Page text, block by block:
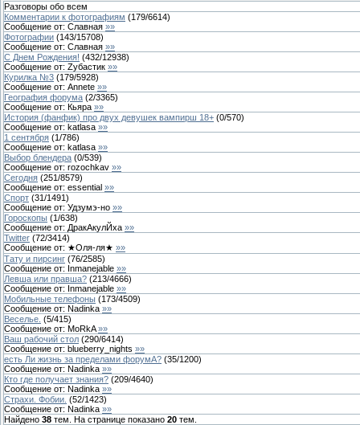
Разговоры обо всем
Комментарии к фотографиям (179/6614)
Сообщение от: Славная »»
Фотографии (143/15708)
Сообщение от: Славная »»
С Днем Рождения! (432/12938)
Сообщение от: Zубастик »»
Курилка №3 (179/5928)
Сообщение от: Annete »»
География форума (2/3365)
Сообщение от: Кьяра »»
История (фанфик) про двух девушек вампирш 18+ (0/570)
Сообщение от: katlasa »»
1 сентября (1/786)
Сообщение от: katlasa »»
Выбор блендера (0/539)
Сообщение от: rozochkav »»
Сегодня (251/8579)
Сообщение от: essential »»
Спорт (31/1491)
Сообщение от: Удзумэ-но »»
Гороскопы (1/638)
Сообщение от: ДракАкулЙха »»
Twitter (72/3414)
Сообщение от: ★Оля-ля★ »»
Тату и пирсинг (76/2585)
Сообщение от: Inmanejable »»
Левша или правша? (213/4666)
Сообщение от: Inmanejable »»
Мобильные телефоны (173/4509)
Сообщение от: Nadinka »»
Веселье. (5/415)
Сообщение от: MoRkA »»
Ваш рабочий стол (290/6414)
Сообщение от: blueberry_nights »»
есть Ли жизнь за пределами форумА? (35/1200)
Сообщение от: Nadinka »»
Кто где получает знания? (209/4640)
Сообщение от: Nadinka »»
Страхи. Фобии. (52/1423)
Сообщение от: Nadinka »»
Найдено 38 тем. На странице показано 20 тем.